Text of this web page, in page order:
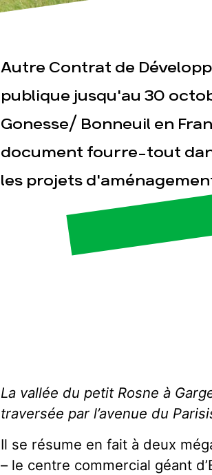
Publications
Autre Contrat de
publique jusqu'au 30
Gonesse/ Bonneuil en
document fourre-tout
les projets
La vallée du petit Rosne à
traversée par l’avenue du
Il se résume en fait à deux
– le centre commercial géant